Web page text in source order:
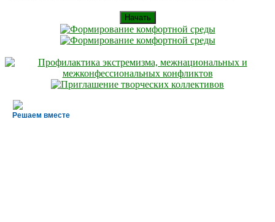
Начать
Решаем вместе